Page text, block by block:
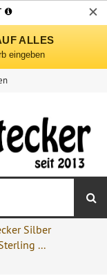
✕
ALLES
eingeben
Silber
...